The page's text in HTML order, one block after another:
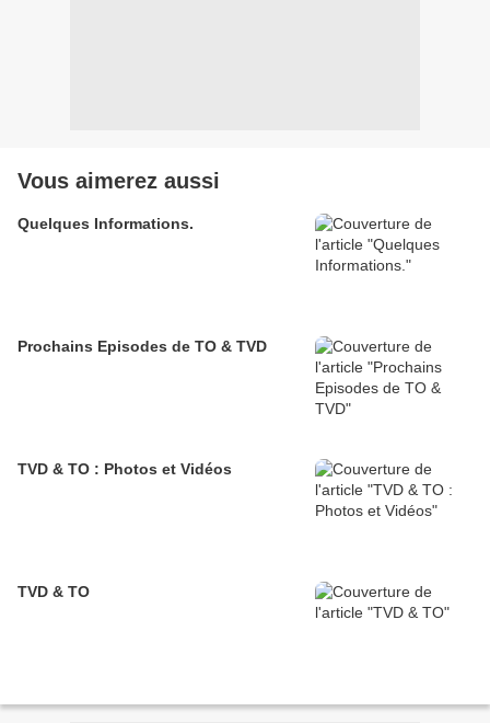
Vous aimerez aussi
Quelques Informations.
Prochains Episodes de TO & TVD
TVD & TO : Photos et Vidéos
TVD & TO